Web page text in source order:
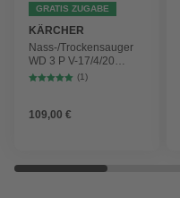
GRATIS ZUGABE
KÄRCHER
Nass-/Trockensauger
WD 3 P V-17/4/20
Workshop mit
(1)
109,00 €